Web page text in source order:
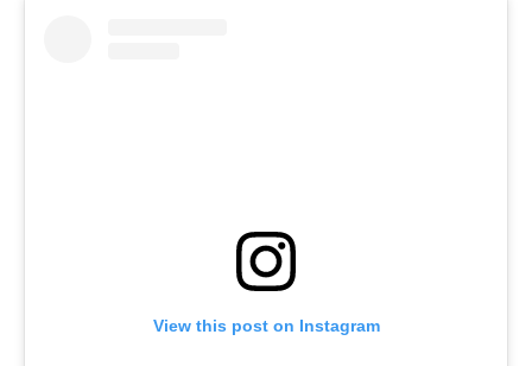
View this post on Instagram